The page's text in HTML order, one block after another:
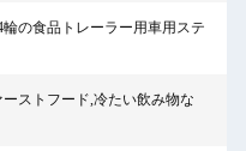
輪の食品トレーラー用車用ステ
ーストフード,冷たい飲み物な